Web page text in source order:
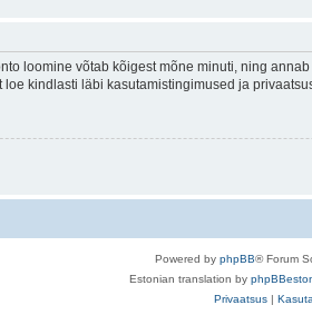
loomine võtab kõigest mõne minuti, ning
kindlasti läbi kasutamistingimused ja
Powered by phpBB® Forum
Estonian translation by
Privaatsus |